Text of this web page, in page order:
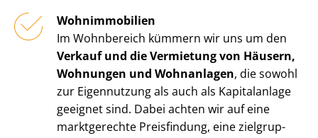
Wohnimmobilien
Im Wohnbereich kümmern wir uns um den
Verkauf und die Vermietung von Häusern,
Wohnungen und Wohnanlagen, die sowohl
zur Eigennutzung als auch als Kapitalanlage
geeignet sind. Dabei achten wir auf eine
marktgerechte Preisfindung, eine ziel­grup­